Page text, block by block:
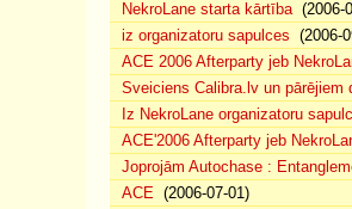
NekroLane starta kārtība(2006-
iz organizatoru sapulces (2006-
ACE 2006 Afterparty jeb
Sveiciens Calibra.lv un pārējiem
Iz NekroLane organizatoru
ACE'2006 Afterparty jeb
Joprojām Autochase :
ACE (2006-07-01)